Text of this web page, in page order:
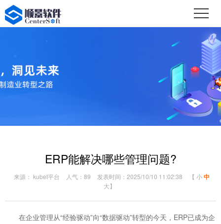
ERP能解决哪些管理问题?
来源： kubet平台 人气：89 发表时间：2025/10/10 11:02:38 【 小中
大】
在企业管理从“经验驱动”向“数据驱动”转型的今天，ERP已成为企